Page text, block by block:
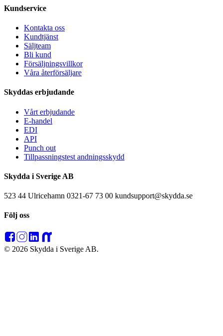
Kundservice
Kontakta oss
Kundtjänst
Säljteam
Bli kund
Försäljningsvillkor
Våra återförsäljare
Skyddas erbjudande
Vårt erbjudande
E-handel
EDI
API
Punch out
Tillpassningstest andningsskydd
Skydda i Sverige AB
523 44 Ulricehamn 0321-67 73 00 kundsupport@skydda.se
Följ oss
© 2026 Skydda i Sverige AB.